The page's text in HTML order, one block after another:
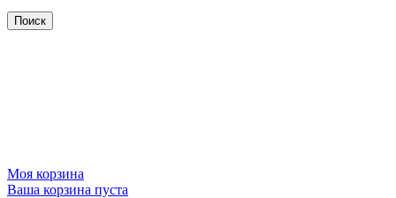
Моя корзина
Ваша корзина пуста